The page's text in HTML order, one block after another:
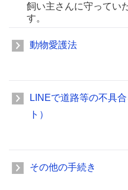
飼い主さんに守ってい
す。
動物愛護法
LINEで道路等の不具
ト）
その他の手続き